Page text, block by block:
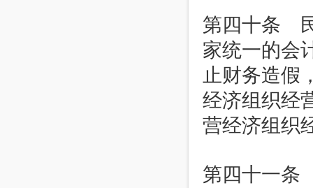
第四十条
家统一的会
止财务造假
经济组织经
营经济组织
第四十一条